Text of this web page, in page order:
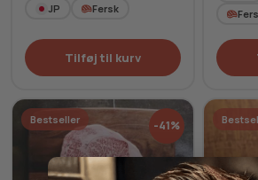
JP Fersk
Tilføj til kurv
Bestseller -41%